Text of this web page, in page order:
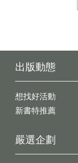
出版動態
想找好活動
新書特推薦
嚴選企劃